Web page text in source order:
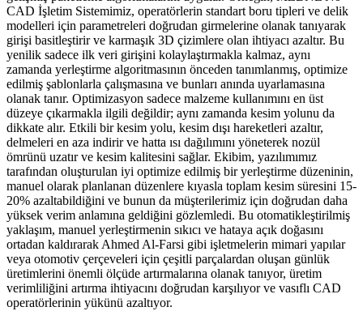
CAD İşletim Sistemimiz, operatörlerin standart boru tipleri ve delik
modelleri için parametreleri doğrudan girmelerine olanak tanıyarak
girişi basitleştirir ve karmaşık 3D çizimlere olan ihtiyacı azaltır. Bu
yenilik sadece ilk veri girişini kolaylaştırmakla kalmaz, aynı
zamanda yerleştirme algoritmasının önceden tanımlanmış, optimize
edilmiş şablonlarla çalışmasına ve bunları anında uyarlamasına
olanak tanır. Optimizasyon sadece malzeme kullanımını en üst
düzeye çıkarmakla ilgili değildir; aynı zamanda kesim yolunu da
dikkate alır. Etkili bir kesim yolu, kesim dışı hareketleri azaltır,
delmeleri en aza indirir ve hatta ısı dağılımını yöneterek nozül
ömrünü uzatır ve kesim kalitesini sağlar. Ekibim, yazılımımız
tarafından oluşturulan iyi optimize edilmiş bir yerleştirme düzeninin,
manuel olarak planlanan düzenlere kıyasla toplam kesim süresini 15-
20% azaltabildiğini ve bunun da müşterilerimiz için doğrudan daha
yüksek verim anlamına geldiğini gözlemledi. Bu otomatikleştirilmiş
yaklaşım, manuel yerleştirmenin sıkıcı ve hataya açık doğasını
ortadan kaldırarak Ahmed Al-Farsi gibi işletmelerin mimari yapılar
veya otomotiv çerçeveleri için çeşitli parçalardan oluşan günlük
üretimlerini önemli ölçüde artırmalarına olanak tanıyor, üretim
verimliliğini artırma ihtiyacını doğrudan karşılıyor ve vasıflı CAD
operatörlerinin yükünü azaltıyor.